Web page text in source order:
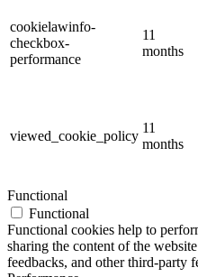
cookielawinfo-
checkbox-
performance
11
months
viewed_cookie_policy
11
months
Functional
Functional
Functional cookies help to
sharing the content of the
feedbacks, and other third-party